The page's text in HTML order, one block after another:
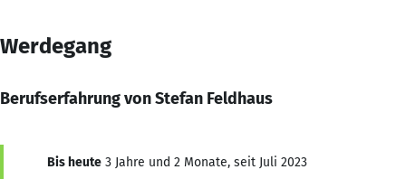
Werdegang
Berufserfahrung von Stefan Feldhaus
Bis heute 3 Jahre und 2 Monate, seit Juli 2023